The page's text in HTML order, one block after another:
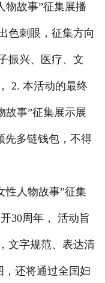
物故事”征集展播
色刺眼，征集方向
振兴、医疗、文
2. 本活动的最终
故事”征集展示展
先多链钱包，不得
性人物故事”征集
30周年， 活动旨
文字规范、表达清
，还将通过全国妇